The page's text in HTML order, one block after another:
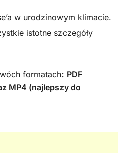
w urodzinowym klimacie.
istotne szczegóły
formatach: PDF
MP4 (najlepszy do